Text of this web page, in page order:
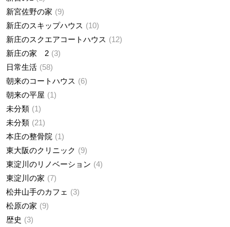
新宮佐野の家
9
新庄のスキップハウス
10
新庄のスクエアコートハウス
12
新庄の家 2 3
日常生活
58
朝来のコートハウス
6
朝来の平屋
1
未分類
1
未分類
21
本庄の整骨院
1
東大阪のクリニック
9
東淀川のリノベーション
4
東淀川の家
7
松井山手のカフェ
3
松原の家
9
歴史
3